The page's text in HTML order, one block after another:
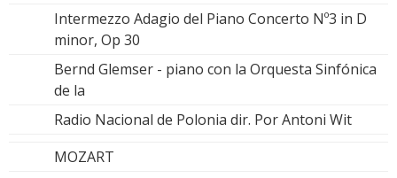
Intermezzo Adagio del Piano Concerto Nº3 in D
minor, Op 30
Bernd Glemser - piano con la Orquesta Sinfónica
de la
Radio Nacional de Polonia dir. Por Antoni Wit
MOZART